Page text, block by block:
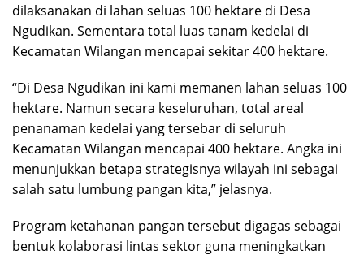
dilaksanakan di lahan seluas 100 hektare di Desa
Ngudikan. Sementara total luas tanam kedelai di
Kecamatan Wilangan mencapai sekitar 400 hektare.
“Di Desa Ngudikan ini kami memanen lahan seluas 100
hektare. Namun secara keseluruhan, total areal
penanaman kedelai yang tersebar di seluruh
Kecamatan Wilangan mencapai 400 hektare. Angka ini
menunjukkan betapa strategisnya wilayah ini sebagai
salah satu lumbung pangan kita,” jelasnya.
Program ketahanan pangan tersebut digagas sebagai
bentuk kolaborasi lintas sektor guna meningkatkan